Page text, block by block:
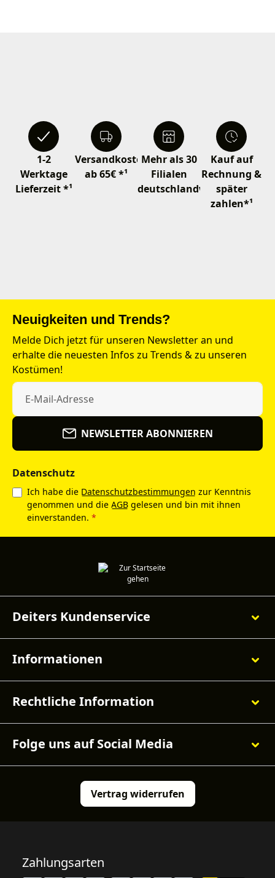
1-2
Werktage
Lieferzeit *¹
Versandkostenfrei
ab 65€ *¹
Mehr als 30
Filialen
deutschlandweit
Kauf auf
Rechnung &
später
zahlen*¹
Neuigkeiten und Trends?
Melde Dich jetzt für unseren Newsletter an und
erhalte die neuesten Infos zu Trends & zu unseren
Kostümen!
NEWSLETTER ABONNIEREN
Datenschutz
Ich habe die Datenschutzbestimmungen zur Kenntnis
genommen und die AGB gelesen und bin mit ihnen
einverstanden. *
Deiters Kundenservice
Informationen
Rechtliche Information
Folge uns auf Social Media
Vertrag widerrufen
Zahlungsarten